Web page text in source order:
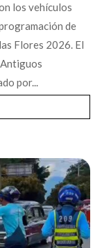
los vehículos
de
Flores 2026. El
por...